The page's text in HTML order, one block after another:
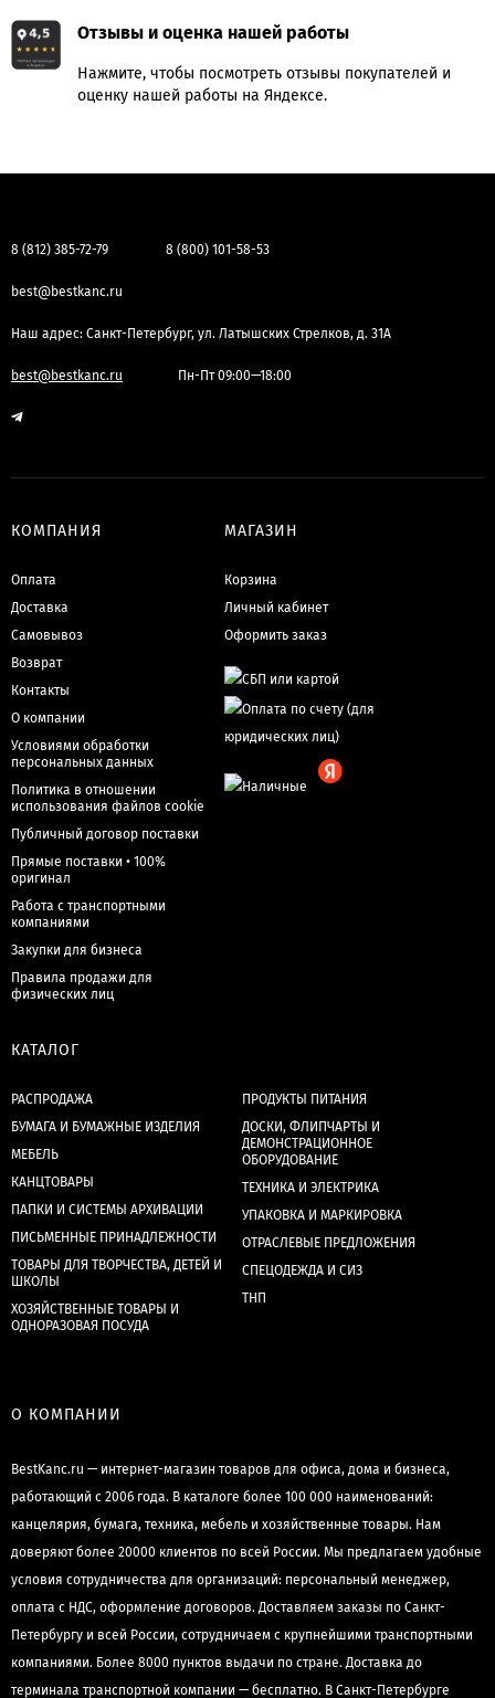
Отзывы и оценка нашей работы
Нажмите, чтобы посмотреть отзывы покупателей и
оценку нашей работы на Яндексе.
8 (812) 385-72-79 8 (800) 101-58-53
best@bestkanc.ru
Наш адрес: Санкт-Петербург, ул. Латышских Стрелков, д. 31А
best@bestkanc.ru Пн-Пт 09:00—18:00
КОМПАНИЯ
Оплата
Доставка
Самовывоз
Возврат
Контакты
О компании
Условиями обработки
персональных данных
Политика в отношении
использования файлов cookie
Публичный договор поставки
Прямые поставки • 100%
оригинал
Работа с транспортными
компаниями
Закупки для бизнеса
Правила продажи для
физических лиц
МАГАЗИН
Корзина
Личный кабинет
Оформить заказ
КАТАЛОГ
РАСПРОДАЖА
БУМАГА И БУМАЖНЫЕ ИЗДЕЛИЯ
МЕБЕЛЬ
КАНЦТОВАРЫ
ПАПКИ И СИСТЕМЫ АРХИВАЦИИ
ПИСЬМЕННЫЕ ПРИНАДЛЕЖНОСТИ
ТОВАРЫ ДЛЯ ТВОРЧЕСТВА, ДЕТЕЙ И
ШКОЛЫ
ХОЗЯЙСТВЕННЫЕ ТОВАРЫ И
ОДНОРАЗОВАЯ ПОСУДА
ПРОДУКТЫ ПИТАНИЯ
ДОСКИ, ФЛИПЧАРТЫ И
ДЕМОНСТРАЦИОННОЕ
ОБОРУДОВАНИЕ
ТЕХНИКА И ЭЛЕКТРИКА
УПАКОВКА И МАРКИРОВКА
ОТРАСЛЕВЫЕ ПРЕДЛОЖЕНИЯ
СПЕЦОДЕЖДА И СИЗ
ТНП
О КОМПАНИИ
BestKanc.ru — интернет-магазин товаров для офиса, дома и бизнеса,
работающий с 2006 года. В каталоге более 100 000 наименований:
канцелярия, бумага, техника, мебель и хозяйственные товары. Нам
доверяют более 20000 клиентов по всей России. Мы предлагаем удобные
условия сотрудничества для организаций: персональный менеджер,
оплата с НДС, оформление договоров. Доставляем заказы по Санкт-
Петербургу и всей России, сотрудничаем с крупнейшими транспортными
компаниями. Более 8000 пунктов выдачи по стране. Доставка до
терминала транспортной компании — бесплатно. В Санкт-Петербурге